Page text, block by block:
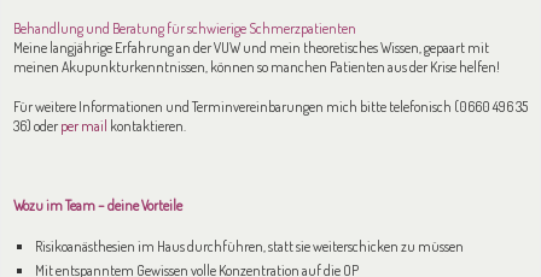
Behandlung und Beratung für schwierige Schmerzpatienten
Meine langjährige Erfahrung an der VUW und mein theoretisches Wissen, gepaart mit
meinen Akupunkturkenntnissen, können so manchen Patienten aus der Krise helfen!
Für weitere Informationen und Terminvereinbarungen mich bitte telefonisch (0660 496 35
36) oder per mail kontaktieren.
Wozu im Team – deine Vorteile
Risikoanästhesien im Haus durchführen, statt sie weiterschicken zu müssen
Mit entspanntem Gewissen volle Konzentration auf die OP